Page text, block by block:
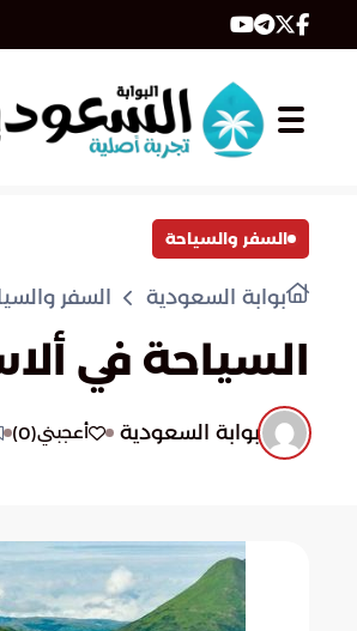
السفر والسياحة
بوابة السعودية السفر
السياحة في
بوابة السعودية أعجبني(
0
)